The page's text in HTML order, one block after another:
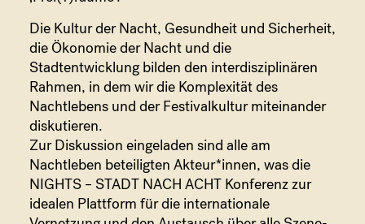
Kontakt
Die Kultur der Nacht, Gesundheit und Sicherheit,
die Ökonomie der Nacht und die
Stadtentwicklung bilden den interdisziplinären
Rahmen, in dem wir die Komplexität des
Nachtlebens und der Festivalkultur miteinander
diskutieren.
Zur Diskussion eingeladen sind alle am
Nachtleben beteiligten Akteur*innen, was die
NIGHTS – STADT NACH ACHT Konferenz zur
idealen Plattform für die internationale